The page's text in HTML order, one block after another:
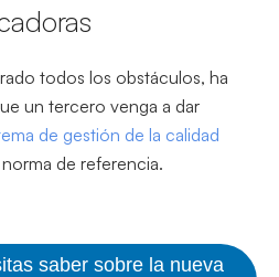
todos los obstáculos, ha
un tercero venga a dar
de gestión de la calidad
de referencia.
saber sobre la nueva